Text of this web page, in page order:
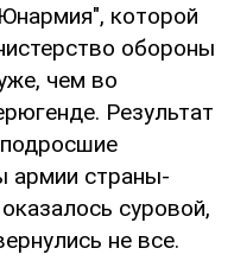
которой
обороны
чем во
Результат
армии страны-
суровой,
не все.